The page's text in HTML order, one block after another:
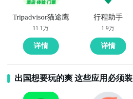
Tripadvisor猫途鹰
11.1万
详情
行程助手
1.9万
详情
出国想要玩的爽 这些应用必须装